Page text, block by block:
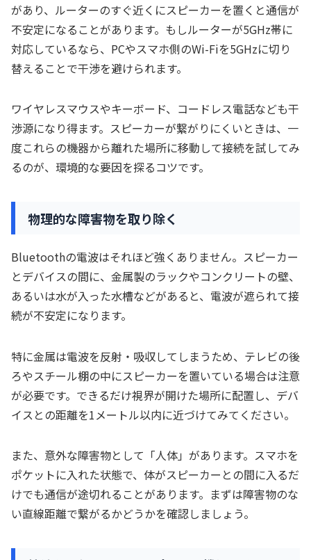
があり、ルーターのすぐ近くにスピーカーを置くと通信が
不安定になることがあります。もしルーターが5GHz帯に
対応しているなら、PCやスマホ側のWi-Fiを5GHzに切り
替えることで干渉を避けられます。
ワイヤレスマウスやキーボード、コードレス電話なども干
渉源になり得ます。スピーカーが繋がりにくいときは、一
度これらの機器から離れた場所に移動して接続を試してみ
るのが、環境的な要因を探るコツです。
物理的な障害物を取り除く
Bluetoothの電波はそれほど強くありません。スピーカー
とデバイスの間に、金属製のラックやコンクリートの壁、
あるいは水が入った水槽などがあると、電波が遮られて接
続が不安定になります。
特に金属は電波を反射・吸収してしまうため、テレビの後
ろやスチール棚の中にスピーカーを置いている場合は注意
が必要です。できるだけ視界が開けた場所に配置し、デバ
イスとの距離を1メートル以内に近づけてみてください。
また、意外な障害物として「人体」があります。スマホを
ポケットに入れた状態で、体がスピーカーとの間に入るだ
けでも通信が途切れることがあります。まずは障害物のな
い直線距離で繋がるかどうかを確認しましょう。